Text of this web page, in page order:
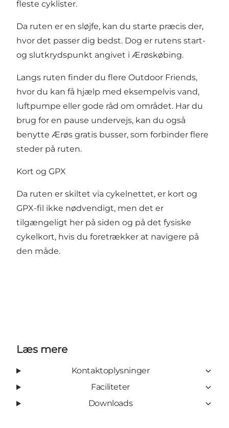
fleste cyklister.
Da ruten er en sløjfe, kan du starte præcis der,
hvor det passer dig bedst. Dog er rutens start-
og slutkrydspunkt angivet i Ærøskøbing.
Langs ruten finder du flere Outdoor Friends,
hvor du kan få hjælp med eksempelvis vand,
luftpumpe eller gode råd om området. Har du
brug for en pause undervejs, kan du også
benytte Ærøs gratis busser, som forbinder flere
steder på ruten.
Kort og GPX
Da ruten er skiltet via cykelnettet, er kort og
GPX-fil ikke nødvendigt, men det er
tilgængeligt her på siden og på det fysiske
cykelkort, hvis du foretrækker at navigere på
den måde.
Læs mere
Kontaktoplysninger
Faciliteter
Downloads